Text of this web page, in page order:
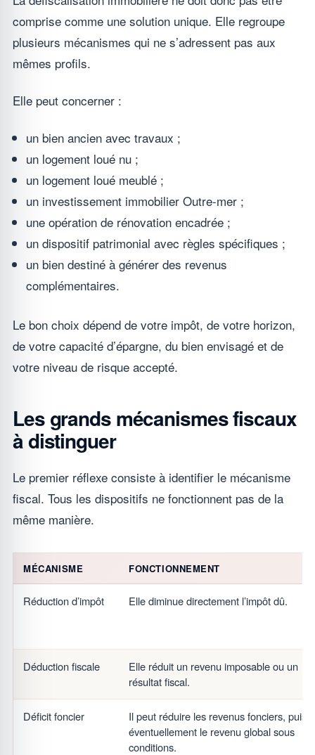
comprise comme une solution unique. Elle regroupe
plusieurs mécanismes qui ne s’adressent pas aux
mêmes profils.
Elle peut concerner :
un bien ancien avec travaux ;
un logement loué nu ;
un logement loué meublé ;
un investissement immobilier Outre-mer ;
une opération de rénovation encadrée ;
un dispositif patrimonial avec règles spécifiques ;
un bien destiné à générer des revenus
complémentaires.
Le bon choix dépend de votre impôt, de votre horizon,
de votre capacité d’épargne, du bien envisagé et de
votre niveau de risque accepté.
Les grands mécanismes fiscaux
à distinguer
Le premier réflexe consiste à identifier le mécanisme
fiscal. Tous les dispositifs ne fonctionnent pas de la
même manière.
MÉCANISME FONCTIONNEMENT
Réduction d’impôt Elle diminue directement l’impôt dû.
Déduction fiscale
Elle réduit un revenu imposable ou un
résultat fiscal.
Déficit foncier
Il peut réduire les revenus fonciers, puis
éventuellement le revenu global sous
conditions.